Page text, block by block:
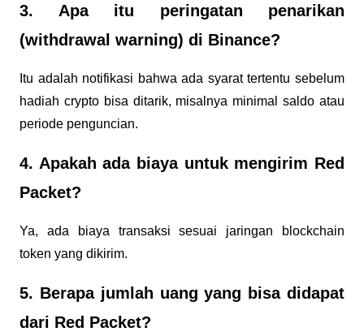
3. Apa itu peringatan penarikan
(withdrawal warning) di Binance?
Itu adalah notifikasi bahwa ada syarat tertentu sebelum
hadiah crypto bisa ditarik, misalnya minimal saldo atau
periode penguncian.
4. Apakah ada biaya untuk mengirim Red
Packet?
Ya, ada biaya transaksi sesuai jaringan blockchain
token yang dikirim.
5. Berapa jumlah uang yang bisa didapat
dari Red Packet?